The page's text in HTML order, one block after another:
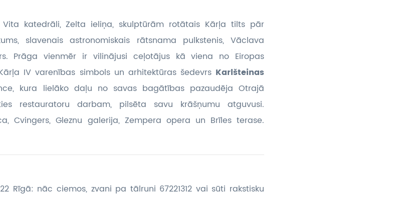
katedrāli, Zelta ieliņa, skulptūrām rotātais Kārļa tilts pār
slavenais astronomiskais rātsnama pulkstenis, Vāclava
Prāga vienmēr ir vilinājusi ceļotājus kā viena no Eiropas
IV varenības simbols un arhitektūras šedevrs Karlšteinas
kura lielāko daļu no savas bagātības pazaudēja Otrajā
restauratoru darbam, pilsēta savu krāšņumu atguvusi.
Cvingers, Gleznu galerija, Zempera opera un Brīles terase.
Rīgā: nāc ciemos, zvani pa tālruni 67221312 vai sūti rakstisku